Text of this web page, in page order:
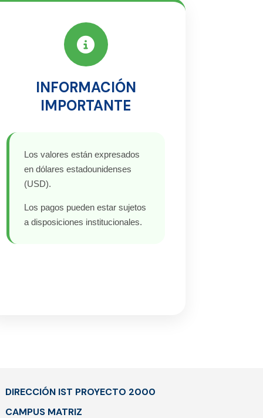
INFORMACIÓN
IMPORTANTE
Los valores están expresados
en dólares estadounidenses
(USD).
Los pagos pueden estar sujetos
a disposiciones institucionales.
DIRECCIÓN IST PROYECTO 2000
CAMPUS MATRIZ